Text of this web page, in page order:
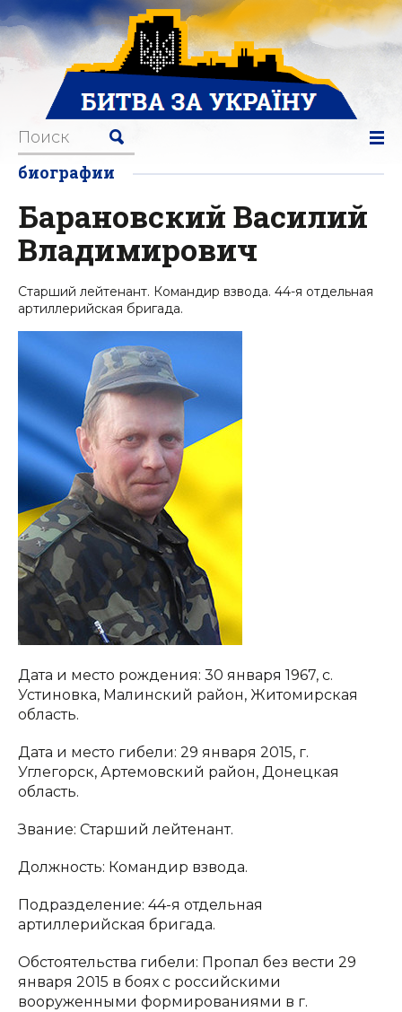
биографии
Барановский Василий
Владимирович
Старший лейтенант. Командир взвода. 44-я отдельная
артиллерийская бригада.
Дата и место рождения: 30 января 1967, с.
Устиновка, Малинский район, Житомирская
область.
Дата и место гибели: 29 января 2015, г.
Углегорск, Артемовский район, Донецкая
область.
Звание: Старший лейтенант.
Должность: Командир взвода.
Подразделение: 44-я отдельная
артиллерийская бригада.
Обстоятельства гибели: Пропал без вести 29
января 2015 в боях с российскими
вооруженными формированиями в г.